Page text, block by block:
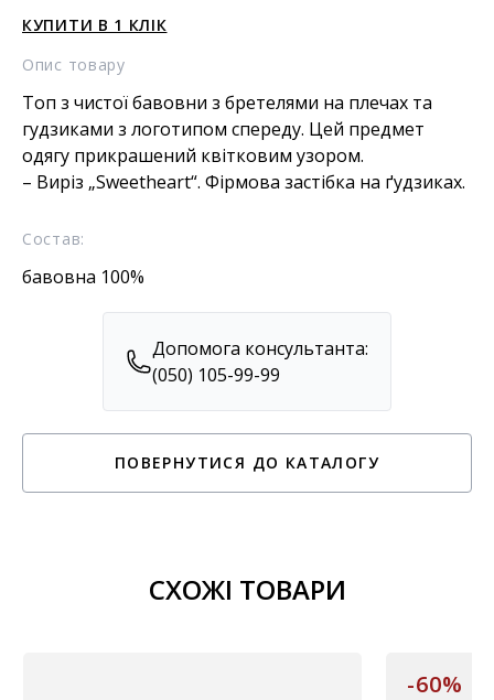
КУПИТИ В 1 КЛІК
Опис товару
Топ з чистої бавовни з бретелями на плечах та
гудзиками з логотипом спереду. Цей предмет
одягу прикрашений квітковим узором.
– Виріз „Sweetheart“. Фірмова застібка на ґудзиках.
Состав:
бавовна 100%
Допомога консультанта:
(050) 105-99-99
ПОВЕРНУТИСЯ ДО КАТАЛОГУ
СХОЖІ ТОВАРИ
-60%